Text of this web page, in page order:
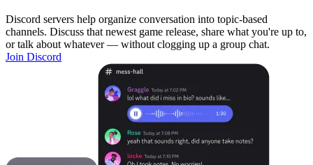
Discord servers help organize conversation into topic-based
channels. Discuss that newest game release, share what you're up to,
or talk about whatever — without clogging up a group chat.
Join Discord